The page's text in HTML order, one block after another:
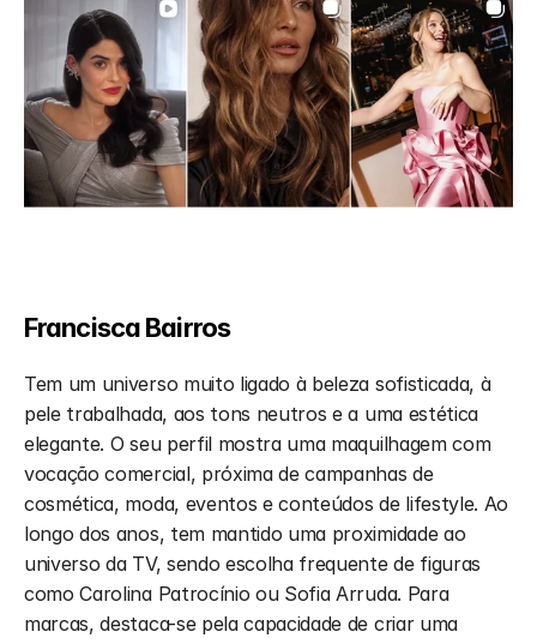
Francisca Bairros
Tem um universo muito ligado à beleza sofisticada, à
pele trabalhada, aos tons neutros e a uma estética
elegante. O seu perfil mostra uma maquilhagem com
vocação comercial, próxima de campanhas de
cosmética, moda, eventos e conteúdos de lifestyle. Ao
longo dos anos, tem mantido uma proximidade ao
universo da TV, sendo escolha frequente de figuras
como Carolina Patrocínio ou Sofia Arruda. Para
marcas, destaca-se pela capacidade de criar uma